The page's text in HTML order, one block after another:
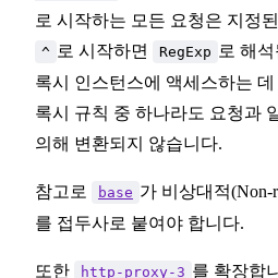
로 시작하는 모든 요청은 지정
^ 로 시작하면 RegExp 로 해
록시 인스턴스에 액세스하는
록시 규칙 중 하나라도 요청과
의해 변환되지 않습니다.
참고로 base 가 비상대적(Non-
를 접두사로 붙여야 합니다.
또한 http-proxy-3 를 확장합